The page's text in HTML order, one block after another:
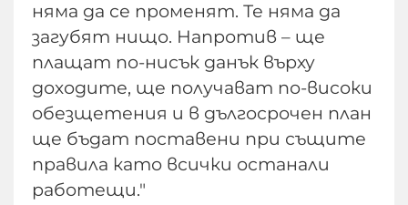
няма да се променят. Те няма да
загубят нищо. Напротив – ще
плащат по-нисък данък върху
доходите, ще получават по-високи
обезщетения и в дългосрочен план
ще бъдат поставени при същите
правила като всички останали
работещи."